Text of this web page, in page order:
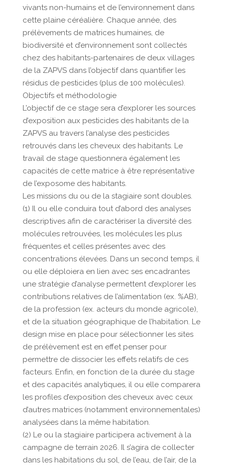
vivants non-humains et de l’environnement dans
cette plaine céréalière. Chaque année, des
prélèvements de matrices humaines, de
biodiversité et d’environnement sont collectés
chez des habitants-partenaires de deux villages
de la ZAPVS dans l’objectif dans quantifier les
résidus de pesticides (plus de 100 molécules).
Objectifs et méthodologie
L’objectif de ce stage sera d’explorer les sources
d’exposition aux pesticides des habitants de la
ZAPVS au travers l’analyse des pesticides
retrouvés dans les cheveux des habitants. Le
travail de stage questionnera également les
capacités de cette matrice à être représentative
de l’exposome des habitants.
Les missions du ou de la stagiaire sont doubles.
(1) Il ou elle conduira tout d’abord des analyses
descriptives afin de caractériser la diversité des
molécules retrouvées, les molécules les plus
fréquentes et celles présentes avec des
concentrations élevées. Dans un second temps, il
ou elle déploiera en lien avec ses encadrantes
une stratégie d’analyse permettent d’explorer les
contributions relatives de l’alimentation (ex. %AB),
de la profession (ex. acteurs du monde agricole),
et de la situation géographique de l’habitation. Le
design mise en place pour sélectionner les sites
de prélèvement est en effet penser pour
permettre de dissocier les effets relatifs de ces
facteurs. Enfin, en fonction de la durée du stage
et des capacités analytiques, il ou elle comparera
les profiles d’exposition des cheveux avec ceux
d’autres matrices (notamment environnementales)
analysées dans la même habitation.
(2) Le ou la stagiaire participera activement à la
campagne de terrain 2026. Il s’agira de collecter
dans les habitations du sol, de l’eau, de l’air, de la